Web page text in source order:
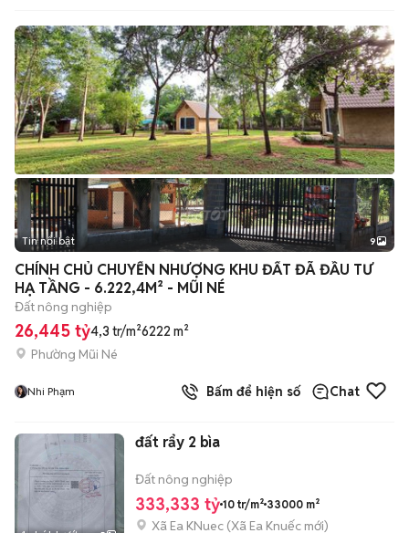
+2
Tin nổi bật 9
CHÍNH CHỦ CHUYỂN NHƯỢNG KHU ĐẤT ĐÃ ĐẦU TƯ
HẠ TẦNG - 6.222,4M² - MŨI NÉ
Đất nông nghiệp
26,445 tỷ4,3 tr/m²6222 m²
Phường Mũi Né
Nhi Phạm Bấm để hiện số Chat
đất rẩy 2 bìa
Đất nông nghiệp
333,333 tỷ 10 tr/m² 33000 m²
Xã Ea KNuec (Xã Ea Knuếc mới)